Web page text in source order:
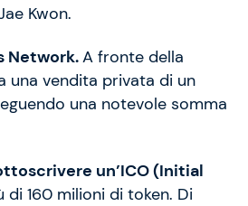
Kwon.
Network.A fronte della
una vendita privata di un
una notevole somma
un’ICO (Initial
di 160 milioni di token. Di